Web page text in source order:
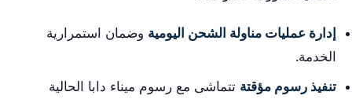
إدارة عمليات مناولة الشحن اليومية وضمان استمرارية
الخدمة.
تنفيذ رسوم مؤقتة تتماشى مع رسوم ميناء دابا الحالية